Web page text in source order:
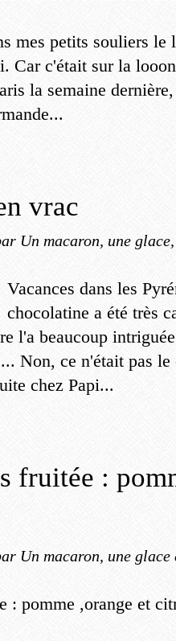
mes petits souliers le
Car c'était sur la
la semaine
vrac
Un macaron, une
Vacances dans les
chocolatine a été très
l'a beaucoup
Non, ce n'était pas
chez Papi...
fruitée :
Un macaron, une